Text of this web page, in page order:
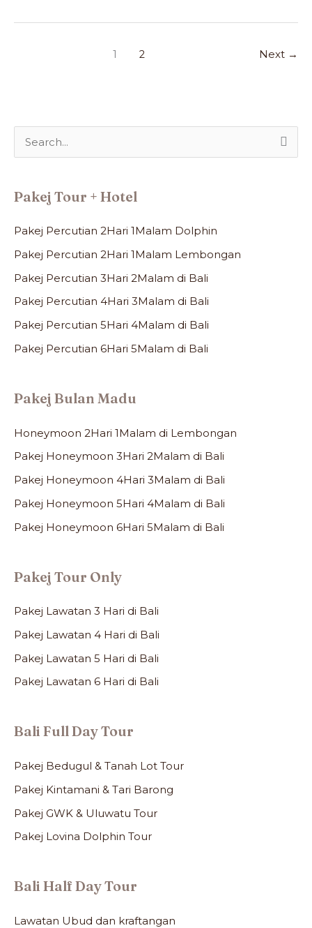
c
h
:
Pakej Tour + Hotel
Pakej Percutian 2Hari 1Malam Dolphin
Pakej Percutian 2Hari 1Malam Lembongan
Pakej Percutian 3Hari 2Malam di Bali
Pakej Percutian 4Hari 3Malam di Bali
Pakej Percutian 5Hari 4Malam di Bali
Pakej Percutian 6Hari 5Malam di Bali
Pakej Bulan Madu
Honeymoon 2Hari 1Malam di Lembongan
Pakej Honeymoon 3Hari 2Malam di Bali
Pakej Honeymoon 4Hari 3Malam di Bali
Pakej Honeymoon 5Hari 4Malam di Bali
Pakej Honeymoon 6Hari 5Malam di Bali
Pakej Tour Only
Pakej Lawatan 3 Hari di Bali
Pakej Lawatan 4 Hari di Bali
Pakej Lawatan 5 Hari di Bali
Pakej Lawatan 6 Hari di Bali
Bali Full Day Tour
Pakej Bedugul & Tanah Lot Tour
Pakej Kintamani & Tari Barong
Pakej GWK & Uluwatu Tour
Pakej Lovina Dolphin Tour
Bali Half Day Tour
Lawatan Ubud dan kraftangan
1 2 Next →